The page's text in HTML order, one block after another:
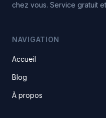
chez vous. Service gratuit
NAVIGATION
Accueil
Blog
À propos